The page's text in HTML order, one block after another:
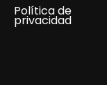
Política de
privacidad